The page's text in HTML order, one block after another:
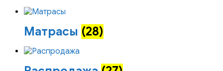
Матрасы (28)